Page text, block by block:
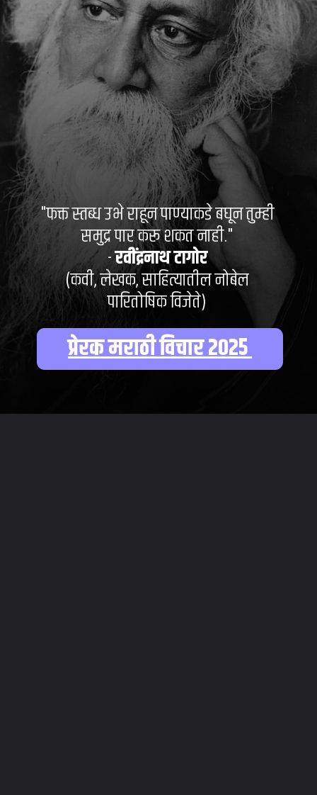
प्रेरक मराठी विचार २०२५
"फक्त स्तब्ध उभे राहून पाण्याकडे बघून तुम्ही
समुद्र पार करू शकत नाही."
-रवींद्रनाथ टागोर
(कवी, लेखक, साहित्यातील नोबेल
पारितोषिक विजेते)